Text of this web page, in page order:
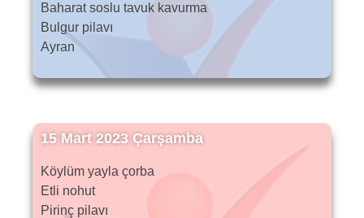
Baharat soslu tavuk kavurma
Bulgur pilavı
Ayran
15 Mart 2023 Çarşamba
Köylüm yayla çorba
Etli nohut
Pirinç pilavı